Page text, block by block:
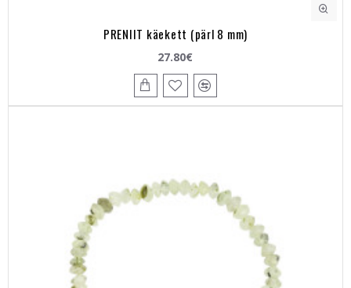
PRENIIT käekett (pärl 8 mm)
27.80€